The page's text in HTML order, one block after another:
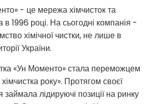
- це мережа хімчисток та
1996 році. На сьогодні компанія -
хімічної чистки, не лише в
України.
«Ун Моменто» стала переможцем
року». Протягом своєї
займала лідируючі позиції на ринку